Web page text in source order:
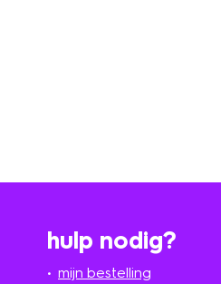
hulp nodig?
mijn bestelling